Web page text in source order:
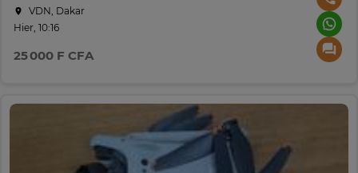
VDN, Dakar
Hier, 10:16
25 000 F CFA